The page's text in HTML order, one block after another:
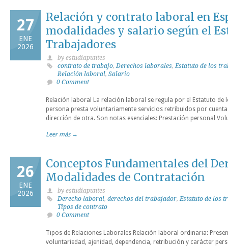
27
ENE
2026
Relación y contrato laboral en
modalidades y salario según el
Trabajadores
by estudiapuntes
contrato de trabajo,Derechos laborales,Estatuto de los
Relación laboral, Salario
0 Comment
Relación laboral La relación laboral se regula por el Estatuto
persona presta voluntariamente servicios retribuidos por
dirección de otra. Son notas esenciales: Prestación personal
Leer más →
26
ENE
2026
Conceptos Fundamentales del
Modalidades de Contratación
by estudiapuntes
Derecho laboral, derechos del trabajador,Estatuto de los
Tipos de contrato
0 Comment
Tipos de Relaciones Laborales Relación laboral ordinaria:
voluntariedad, ajenidad, dependencia, retribución y carácter